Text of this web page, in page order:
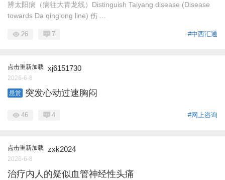
辨太阳病（病往大青龙线）Distinguish Taiyang disease (Disease
towards Da qinglong line) 伤 ...
#中西汇通
26 7
点击重新加载 xj6151730
2026-6-8
悬赏 突发心动过速胸闷
#网上咨询
46 4
点击重新加载 zxk2024
2026-6-8
治疗内人的疑似血管神经性头痛